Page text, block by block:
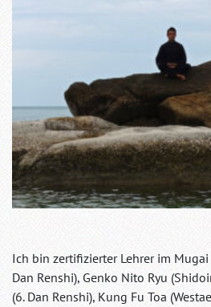
Ich bin zertifizierter Lehrer im
Dan Renshi), Genko Nito Ryu
(6. Dan Renshi), Kung Fu Toa